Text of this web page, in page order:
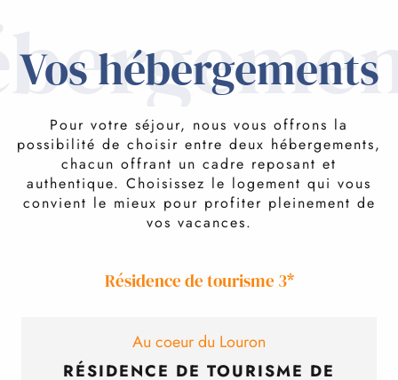
Vos hébergements
Pour votre séjour, nous vous offrons la
possibilité de choisir entre deux hébergements,
chacun offrant un cadre reposant et
authentique. Choisissez le logement qui vous
convient le mieux pour profiter pleinement de
vos vacances.
Résidence de tourisme 3*
Au coeur du Louron
RÉSIDENCE DE TOURISME DE